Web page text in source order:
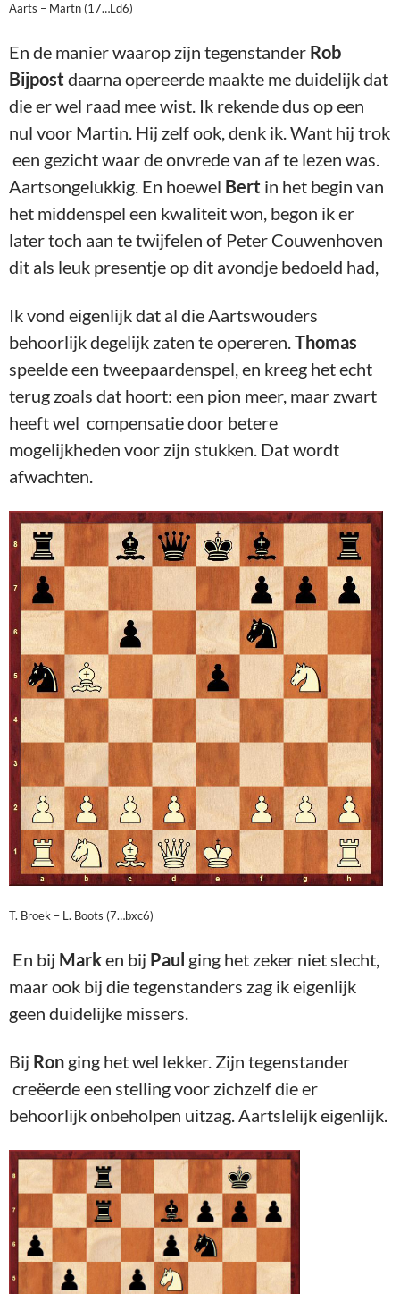
Aarts – Martn (17…Ld6)
En de manier waarop zijn tegenstander Rob
Bijpost daarna opereerde maakte me duidelijk dat
die er wel raad mee wist. Ik rekende dus op een
nul voor Martin. Hij zelf ook, denk ik. Want hij trok
een gezicht waar de onvrede van af te lezen was.
Aartsongelukkig. En hoewel Bert in het begin van
het middenspel een kwaliteit won, begon ik er
later toch aan te twijfelen of Peter Couwenhoven
dit als leuk presentje op dit avondje bedoeld had,
Ik vond eigenlijk dat al die Aartswouders
behoorlijk degelijk zaten te opereren.Thomas
speelde een tweepaardenspel, en kreeg het echt
terug zoals dat hoort: een pion meer, maar zwart
heeft wel compensatie door betere
mogelijkheden voor zijn stukken. Dat wordt
afwachten.
T. Broek – L. Boots (7…bxc6)
En bij Marken bij Paul ging het zeker niet slecht,
maar ook bij die tegenstanders zag ik eigenlijk
geen duidelijke missers.
Bij Ron ging het wel lekker. Zijn tegenstander
creëerde een stelling voor zichzelf die er
behoorlijk onbeholpen uitzag. Aartslelijk eigenlijk.